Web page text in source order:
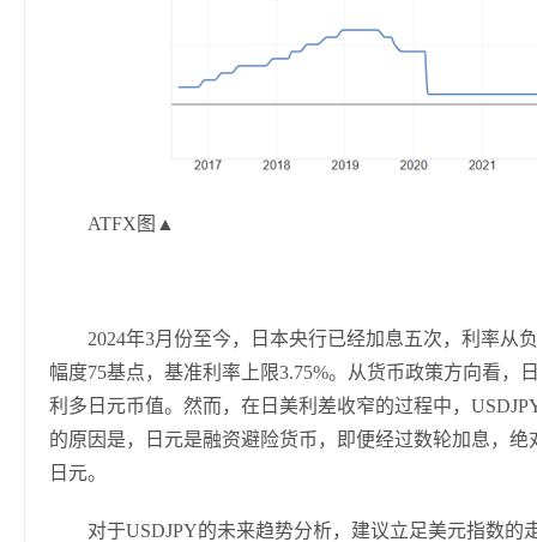
ATFX图▲
2024年3月份至今，日本央行已经加息五次，利率从
幅度75基点，基准利率上限3.75%。从货币政策方向看
利多日元币值。然而，在日美利差收窄的过程中，
的原因是，日元是融资避险货币，即便经过数轮加息，
日元。
对于USDJPY的未来趋势分析，建议立足美元指数